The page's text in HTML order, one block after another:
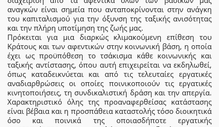
αναγκών είναι σημεία που ανταποκρίνονται στην ανάγκη
του καπιταλισμού για την όξυνση της ταξικής ανισότητας
και την πλήρη υποτίμηση της ζωής μας.
Πρόκειται για μια διαρκώς κλιμακούμενη επίθεση του
Κράτους και των αφεντικών στην κοινωνική βάση, η οποία
έχει ως προϋπόθεση το τσάκισμα κάθε κοινωνικής και
ταξικής αντίστασης, όπου αυτή επιχειρείται να εκδηλωθεί,
όπως καταδεικνύεται και από τις τελευταίες εργατικές
αναδιαρθρώσεις οι οποίες ποινικοποιούν τις εργατικές
κινητοποιήσεις, τη συνδικαλιστική δράση και την απεργία.
Χαρακτηριστικό όλης της προαναφερθείσας κατάστασης
είναι βέβαια και η προσπάθεια καταστολής τόσο διοικητικά
όσο και ποινικά της οποιασδήποτε εργατικής